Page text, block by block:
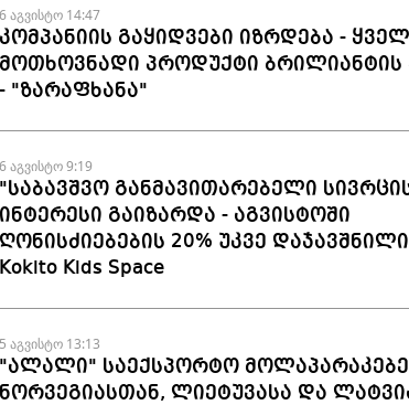
6 აგვისტო 14:47
კომპანიის გაყიდვები იზრდება -
მოთხოვნადი პროდუქტი ბრილიანტის
- "ზარაფხანა"
6 აგვისტო 9:19
"საბავშვო განმავითარებელი
ინტერესი გაიზარდა - აგვისტოში
ღონისძიებების 20% უკვე
Kokito Kids Space
5 აგვისტო 13:13
"ალალი" საექსპორტო
ნორვეგიასთან, ლიეტუვასა და